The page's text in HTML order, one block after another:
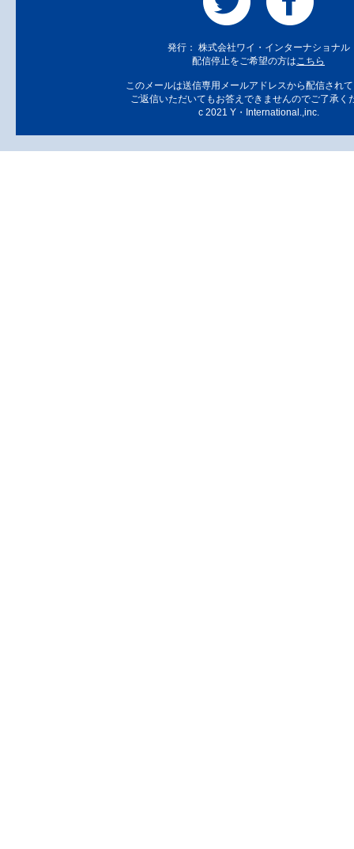
発行： 株式会社ワイ・インターナショナル
配信停止をご希望の方はこちら
このメールは送信専用メールアドレスから配信され
ご返信いただいてもお答えできませんのでご了承く
c 2021 Y・International.,inc.